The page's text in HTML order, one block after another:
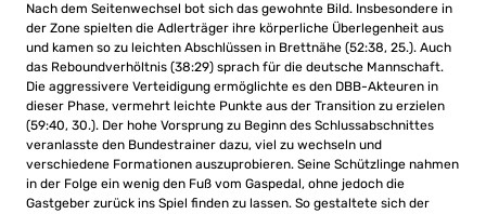
Nach dem Seitenwechsel bot sich das gewohnte Bild. Insbesondere in
der Zone spielten die Adlerträger ihre körperliche Überlegenheit aus
und kamen so zu leichten Abschlüssen in Brettnähe (52:38, 25.). Auch
das Reboundverhöltnis (38:29) sprach für die deutsche Mannschaft.
Die aggressivere Verteidigung ermöglichte es den DBB-Akteuren in
dieser Phase, vermehrt leichte Punkte aus der Transition zu erzielen
(59:40, 30.). Der hohe Vorsprung zu Beginn des Schlussabschnittes
veranlasste den Bundestrainer dazu, viel zu wechseln und
verschiedene Formationen auszuprobieren. Seine Schützlinge nahmen
in der Folge ein wenig den Fuß vom Gaspedal, ohne jedoch die
Gastgeber zurück ins Spiel finden zu lassen. So gestaltete sich der